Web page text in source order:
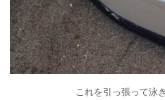
これを引っ張って泳